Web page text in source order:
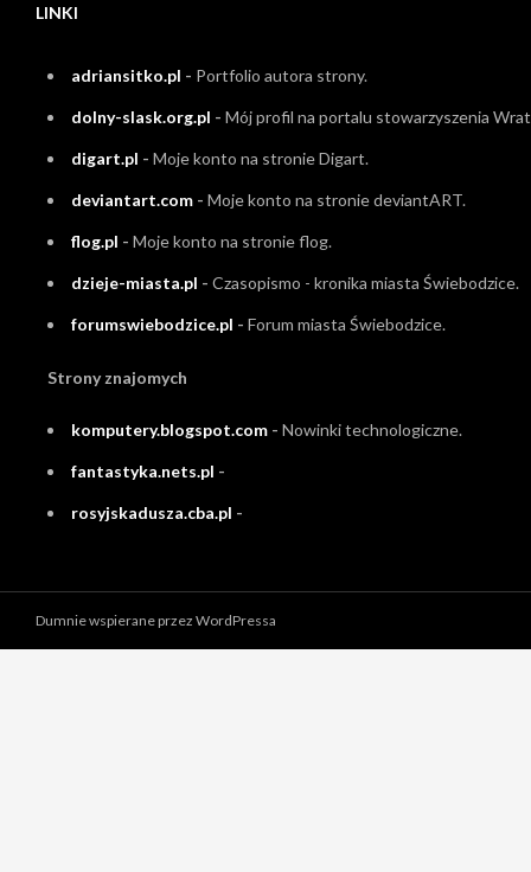
LINKI
adriansitko.pl - Portfolio autora strony.
dolny-slask.org.pl - Mój profil na portalu stowarzyszenia
digart.pl - Moje konto na stronie Digart.
deviantart.com - Moje konto na stronie deviantART.
flog.pl - Moje konto na stronie flog.
dzieje-miasta.pl - Czasopismo - kronika miasta Świebodzice.
forumswiebodzice.pl - Forum miasta Świebodzice.
Strony znajomych
komputery.blogspot.com - Nowinki technologiczne.
fantastyka.nets.pl -
rosyjskadusza.cba.pl -
Dumnie wspierane przez WordPressa